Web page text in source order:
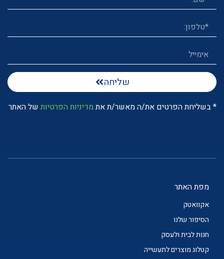
שליחה
* בשליחת הפרטים את/ה מאשר/ת אתמדיניות הפרטיות של האתר
מפת האתר
אקוואטק
הסיפור שלנו
חנות לבית ולעסק
קטלוג מוצרים לתעשייה